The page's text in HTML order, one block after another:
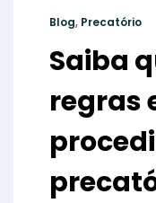
Blog, Precatório
Saiba
regras